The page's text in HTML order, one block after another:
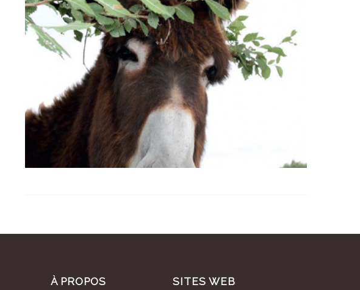
À PROPOS SITES WEB